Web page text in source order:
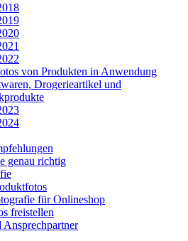
von Produkten in Anwendung
Drogerieartikel und
genau richtig
für Onlineshop
freistellen
Ansprechpartner